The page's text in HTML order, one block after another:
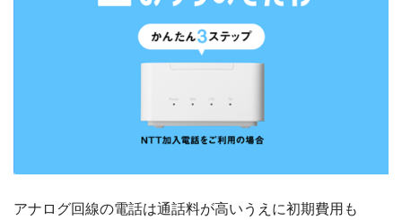
アナログ回線の電話は通話料が高いうえに初期費用も